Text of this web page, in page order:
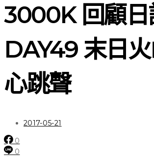
3000K 回顧日
DAY49 末日
心跳聲
2017-05-21
0
0